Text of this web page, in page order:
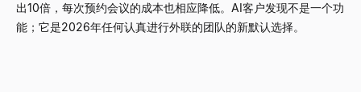
出10倍，每次预约会议的成本也相应降低。AI客户发现不是一个功
能；它是2026年任何认真进行外联的团队的新默认选择。